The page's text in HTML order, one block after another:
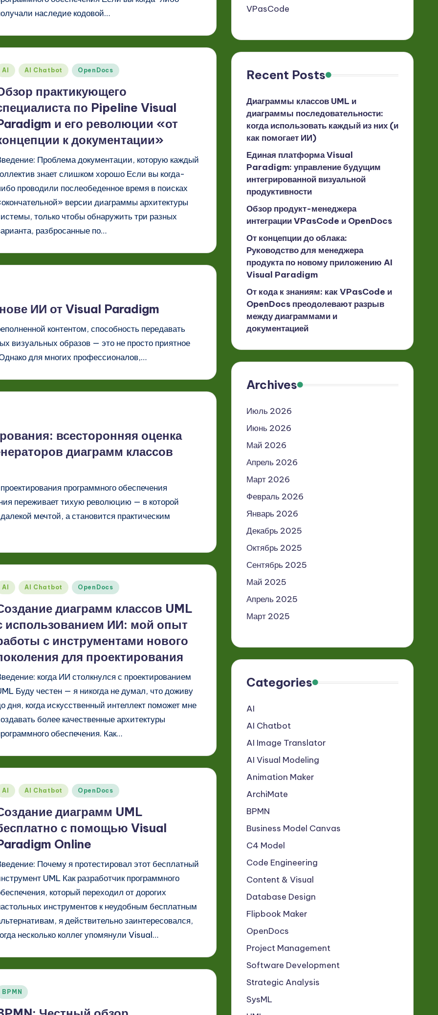
наследие кодовой…
AI AI Chatbot OpenDocs
практикующего
по Pipeline Visual
и его революции «от
к документации»
Проблема документации, которую каждый
знает слишком хорошо Если вы когда-
проводили послеобеденное время в поисках
версии диаграммы архитектуры
только чтобы обнаружить три разных
разбросанные по…
ИИ от Visual Paradigm
контентом, способность передавать
визуальных образов — это не просто приятное
для многих профессионалов,…
всесторонняя оценка
диаграмм классов
программного обеспечения
переживает тихую революцию — в которой
мечтой, а становится практическим
AI AI Chatbot OpenDocs
диаграмм классов UML
использованием ИИ: мой опыт
с инструментами нового
для проектирования
когда ИИ столкнулся с проектированием
Буду честен — я никогда не думал, что доживу
дня, когда искусственный интеллект поможет мне
более качественные архитектуры
обеспечения. Как…
AI AI Chatbot OpenDocs
диаграмм UML
с помощью Visual
Online
Почему я протестировал этот бесплатный
UML Как разработчик программного
который переходил от дорогих
инструментов к неудобным бесплатным
я действительно заинтересовался,
несколько коллег упомянули Visual…
BPMN
VPasCode
Recent Posts
Диаграммы классов UML и
диаграммы последовательности:
когда использовать каждый из них (и
как помогает ИИ)
Единая платформа Visual
Paradigm: управление будущим
интегрированной визуальной
продуктивности
Обзор продукт-менеджера
интеграции VPasCode и OpenDocs
От концепции до облака:
Руководство для менеджера
продукта по новому приложению AI
Visual Paradigm
От кода к знаниям: как VPasCode и
OpenDocs преодолевают разрыв
между диаграммами и
документацией
Archives
Июль 2026
Июнь 2026
Май 2026
Апрель 2026
Март 2026
Февраль 2026
Январь 2026
Декабрь 2025
Октябрь 2025
Сентябрь 2025
Май 2025
Апрель 2025
Март 2025
Categories
AI
AI Chatbot
AI Image Translator
AI Visual Modeling
Animation Maker
ArchiMate
BPMN
Business Model Canvas
C4 Model
Code Engineering
Content & Visual
Database Design
Flipbook Maker
OpenDocs
Project Management
Software Development
Strategic Analysis
SysML